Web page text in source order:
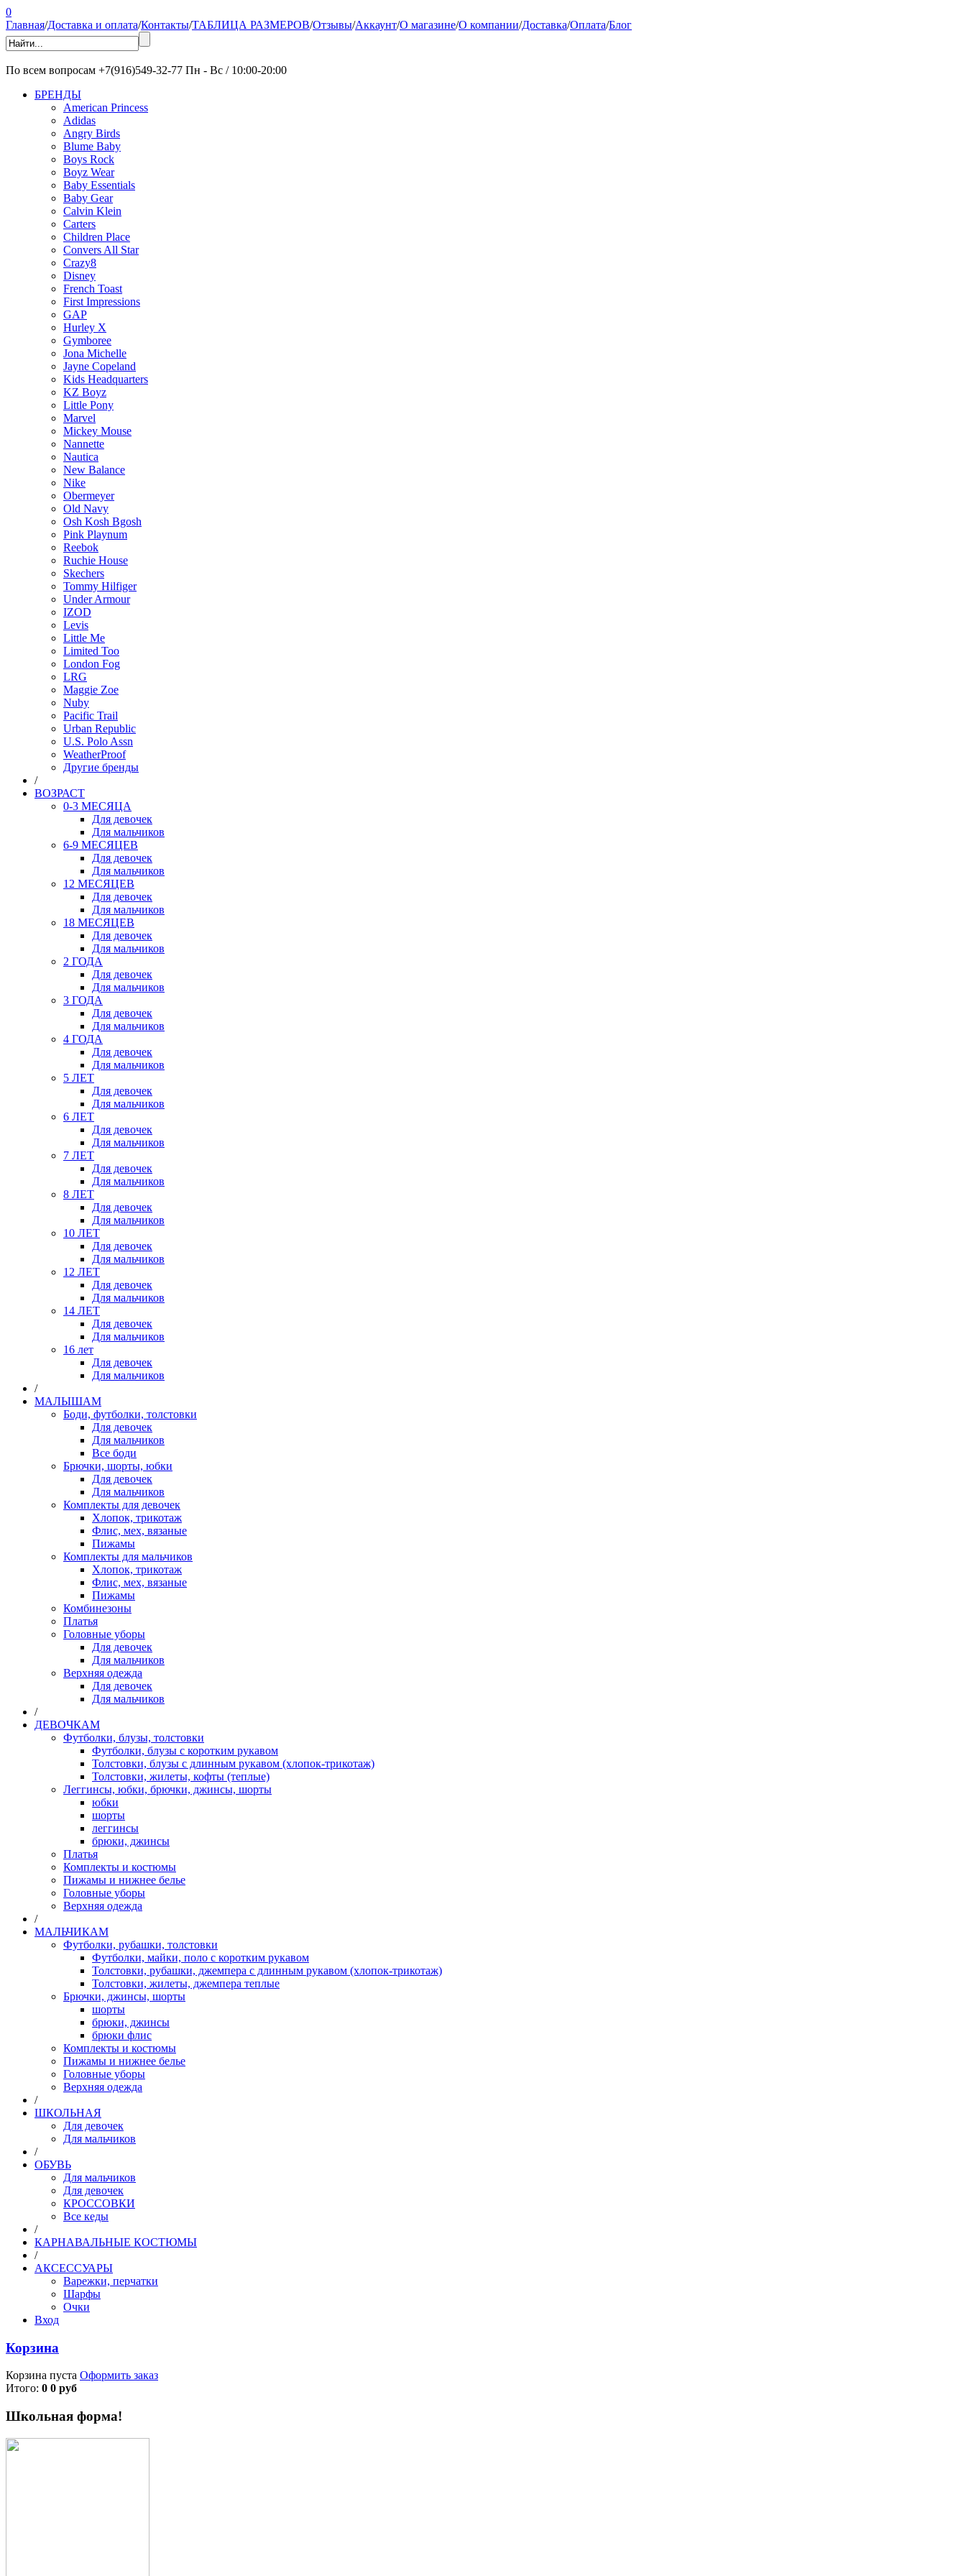
0
Главная/Доставка и оплата/Контакты/ТАБЛИЦА РАЗМЕРОВ/Отзывы/Аккаунт/О магазине/О компании/Доставка/Оплата/Блог
По всем вопросам +7(916)549-32-77 Пн - Вс / 10:00-20:00
БРЕНДЫ
American Princess
Adidas
Angry Birds
Blume Baby
Boys Rock
Boyz Wear
Baby Essentials
Baby Gear
Calvin Klein
Carters
Children Place
Convers All Star
Crazy8
Disney
French Toast
First Impressions
GAP
Hurley X
Gymboree
Jona Michelle
Jayne Copeland
Kids Headquarters
KZ Boyz
Little Pony
Marvel
Mickey Mouse
Nannette
Nautica
New Balance
Nike
Obermeyer
Old Navy
Osh Kosh Bgosh
Pink Playnum
Reebok
Ruchie House
Skechers
Tommy Hilfiger
Under Armour
IZOD
Levis
Little Me
Limited Too
London Fog
LRG
Maggie Zoe
Nuby
Pacific Trail
Urban Republic
U.S. Polo Assn
WeatherProof
Другие бренды
/
ВОЗРАСТ
0-3 МЕСЯЦА
Для девочек
Для мальчиков
6-9 МЕСЯЦЕВ
Для девочек
Для мальчиков
12 МЕСЯЦЕВ
Для девочек
Для мальчиков
18 МЕСЯЦЕВ
Для девочек
Для мальчиков
2 ГОДА
Для девочек
Для мальчиков
3 ГОДА
Для девочек
Для мальчиков
4 ГОДА
Для девочек
Для мальчиков
5 ЛЕТ
Для девочек
Для мальчиков
6 ЛЕТ
Для девочек
Для мальчиков
7 ЛЕТ
Для девочек
Для мальчиков
8 ЛЕТ
Для девочек
Для мальчиков
10 ЛЕТ
Для девочек
Для мальчиков
12 ЛЕТ
Для девочек
Для мальчиков
14 ЛЕТ
Для девочек
Для мальчиков
16 лет
Для девочек
Для мальчиков
/
МАЛЫШАМ
Боди, футболки, толстовки
Для девочек
Для мальчиков
Все боди
Брючки, шорты, юбки
Для девочек
Для мальчиков
Комплекты для девочек
Хлопок, трикотаж
Флис, мех, вязаные
Пижамы
Комплекты для мальчиков
Хлопок, трикотаж
Флис, мех, вязаные
Пижамы
Комбинезоны
Платья
Головные уборы
Для девочек
Для мальчиков
Верхняя одежда
Для девочек
Для мальчиков
/
ДЕВОЧКАМ
Футболки, блузы, толстовки
Футболки, блузы с коротким рукавом
Толстовки, блузы с длинным рукавом (хлопок-трикотаж)
Толстовки, жилеты, кофты (теплые)
Леггинсы, юбки, брючки, джинсы, шорты
юбки
шорты
леггинсы
брюки, джинсы
Платья
Комплекты и костюмы
Пижамы и нижнее белье
Головные уборы
Верхняя одежда
/
МАЛЬЧИКАМ
Футболки, рубашки, толстовки
Футболки, майки, поло с коротким рукавом
Толстовки, рубашки, джемпера с длинным рукавом (хлопок-трикотаж)
Толстовки, жилеты, джемпера теплые
Брючки, джинсы, шорты
шорты
брюки, джинсы
брюки флис
Комплекты и костюмы
Пижамы и нижнее белье
Головные уборы
Верхняя одежда
/
ШКОЛЬНАЯ
Для девочек
Для мальчиков
/
ОБУВЬ
Для мальчиков
Для девочек
КРОССОВКИ
Все кеды
/
КАРНАВАЛЬНЫЕ КОСТЮМЫ
/
АКСЕССУАРЫ
Варежки, перчатки
Шарфы
Очки
Вход
Корзина
Корзина пуста Оформить заказ
Итого: 0 0 руб
Школьная форма!